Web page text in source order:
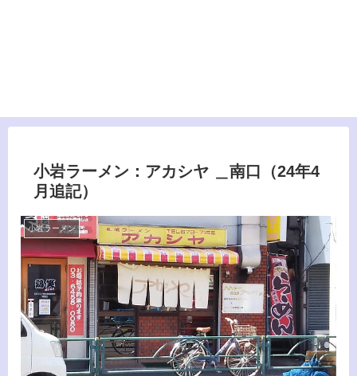
小岩ラーメン：アカシヤ ＿南口（24年4
月追記）
小岩ラーメン